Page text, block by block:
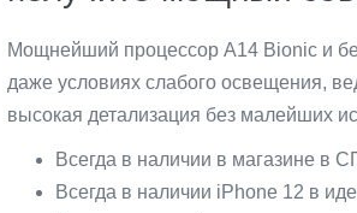
Мощнейший процессор A14 Bionic и
даже условиях слабого освещения,
высокая детализация без малейших
Всегда в наличии в магазине в
Всегда в наличии iPhonе 12 в